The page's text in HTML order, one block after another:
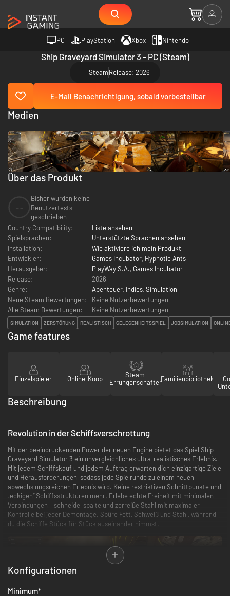
PC PlayStation Xbox Nintendo
Ship Graveyard Simulator 3 - PC (Steam)
SteamRelease: 2026
E-Mail Benachrichtigung, sobald vorbestellbar
Über das Produkt
Bisher wurden keine
Benutzertests
geschrieben
Country Compatibility:
Liste ansehen
Spielsprachen:
Unterstützte Sprachen ansehen
Installation:
Wie aktiviere ich mein Produkt
Entwickler:
Games Incubator, Hypnotic Ants
Herausgeber:
PlayWay S.A., Games Incubator
Release:
2026
Genre:
Abenteuer, Indies, Simulation
Neue Steam Bewertungen:
Keine Nutzerbewertungen
Alle Steam Bewertungen:
Keine Nutzerbewertungen
SIMULATION ZERSTÖRUNG REALISTISCH GELEGENHEITSSPIEL JOBSIMULATION
Medien
Game features
Einzelspieler Online-Koop
Steam-
ErrungenschaftenFamilienbibliothek
Beschreibung
Revolution in der Schiffsverschrottung
Mit der beeindruckenden Power der neuen Engine bietet das Spiel Ship
Graveyard Simulator 3 ein unvergleichliches ultra-realistisches Erlebnis.
Mit jedem Schiffskauf und jedem Auftrag erwarten dich einzigartige Ziele
und Herausforderungen, sodass jede Spielrunde zu einem neuen,
abwechslungsreichen Erlebnis wird. Keine restriktiven Schnittpunkte und
„eckigen“ Schiffsstrukturen mehr. Erlebe echte Freiheit mit minimalen
Verbindungen – schneide, spalte und zerreiße Stahl mit maximaler
Kontrolle bei jeder Demontage. Spüre Fett, Schweiß und Stahl, während
du die Schiffe Stück für Stück auseinander nimmst.
Konfigurationen
Minimum*